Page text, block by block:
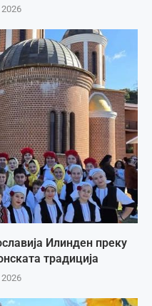
2026
Илинден преку
традиција
2026